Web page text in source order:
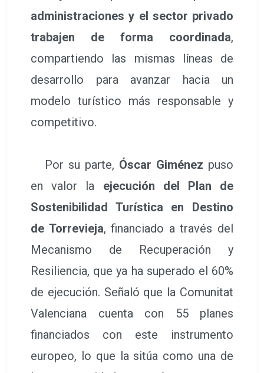
administraciones y el sector privado
trabajen de forma coordinada,
compartiendo las mismas líneas de
desarrollo para avanzar hacia un
modelo turístico más responsable y
competitivo.
Por su parte, Óscar Giménez puso
en valor la ejecución del Plan de
Sostenibilidad Turística en Destino
de Torrevieja, financiado a través del
Mecanismo de Recuperación y
Resiliencia, que ya ha superado el 60%
de ejecución. Señaló que la Comunitat
Valenciana cuenta con 55 planes
financiados con este instrumento
europeo, lo que la sitúa como una de